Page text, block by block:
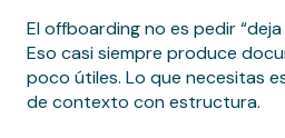
El offboarding no es pedir
Eso casi siempre produce
poco útiles. Lo que necesitas
de contexto con estructura.